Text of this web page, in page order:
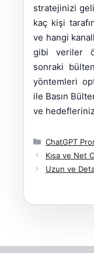
stratejinizi
kaç kişi
ve hangi
gibi veriler
sonraki
yöntemleri
ile Basın
ve
Kategoriler
ChatGPT
Kısa ve Net
Uzun ve